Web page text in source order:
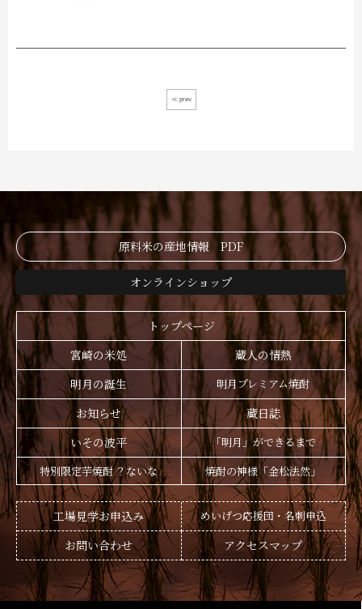
≪ prev
原料米の産地情報 PDF
オンラインショップ
トップページ
宮崎の米処
蔵人の情熱
明月の誕生
明月プレミアム焼酎
お知らせ
蔵日誌
いその波平
「明月」ができるまで
特別限定芋焼酎 ？ないな
焼酎の神様「金松法然」
工場見学お申込み めいげつ応援団・名刺申込
お問い合わせ アクセスマップ